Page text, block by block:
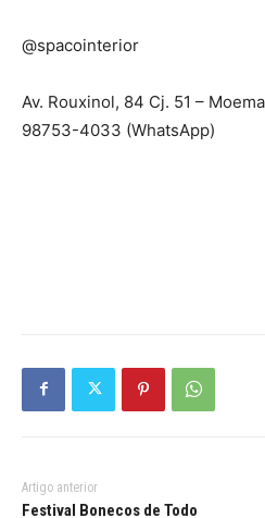
@spacointerior
Av. Rouxinol, 84 Cj. 51 –
98753-4033 (WhatsApp)
Artigo anterior
Festival Bonecos de Todo